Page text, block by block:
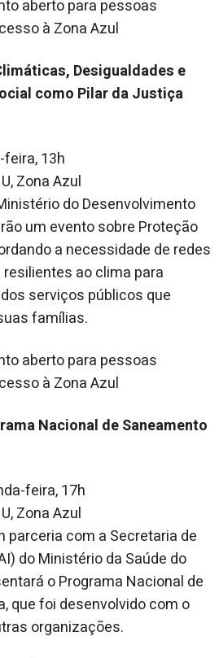
aberto para pessoas
à Zona Azul
Desigualdades e
como Pilar da Justiça
13h
Zona Azul
do Desenvolvimento
um evento sobre Proteção
a necessidade de redes
ao clima para
serviços públicos que
famílias.
aberto para pessoas
à Zona Azul
Nacional de Saneamento
feira, 17h
Zona Azul
parceria com a Secretaria de
do Ministério da Saúde do
o Programa Nacional de
que foi desenvolvido com o
organizações.